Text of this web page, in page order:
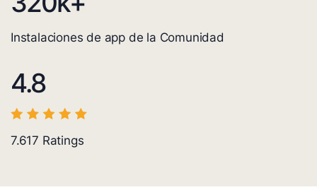
Instalaciones de app de la Comunidad
4.8
7.617 Ratings